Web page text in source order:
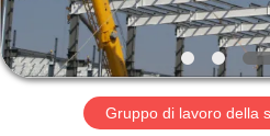
SPETTACOLO
VR
Gruppo di lavoro della